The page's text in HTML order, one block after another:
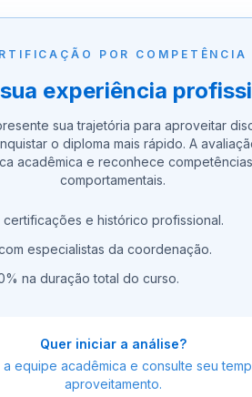
POR COMPETÊNCIA
experiência
sua trajetória para aproveitar
o diploma mais rápido. A
acadêmica e reconhece
comportamentais.
e histórico profissional.
especialistas da coordenação.
na duração total do curso.
Quer iniciar a análise?
a equipe acadêmica e consulte seu
aproveitamento.